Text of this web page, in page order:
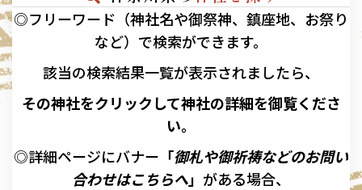
◎フリーワード（神社名や御祭神、鎮座地、お祭り
など）で検索ができます。
該当の検索結果一覧が表示されましたら、
その神社をクリックして神社の詳細を御覧くださ
い。
◎詳細ページにバナー 「御札や御祈祷などのお問い
合わせはこちらへ」 がある場合、